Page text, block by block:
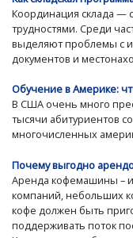
Координация склада —
трудностями. Среди
выделяют проблемы с
документов и
Обучение в Америке:
В США очень много
тысячи абитуриентов
многочисленных
Почему выгодно
Аренда кофемашины –
компаний, небольших
кофе должен быть
поддерживать поток